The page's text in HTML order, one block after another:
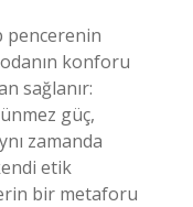
pencerenin
konforu
sağlanır:
güç,
zamanda
etik
bir metaforu